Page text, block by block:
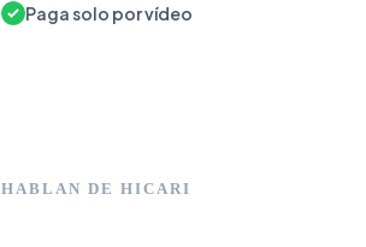
Paga solo por vídeo
HABLAN DE HICARI